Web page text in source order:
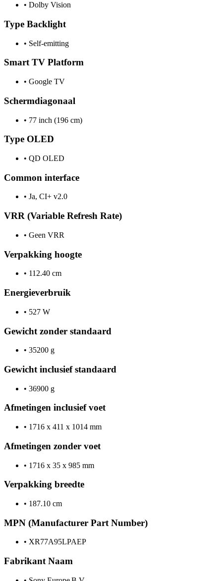
• Dolby Vision
Type Backlight
• Self-emitting
Smart TV Platform
• Google TV
Schermdiagonaal
• 77 inch (196 cm)
Type OLED
• QD OLED
Common interface
• Ja, CI+ v2.0
VRR (Variable Refresh Rate)
• Geen VRR
Verpakking hoogte
• 112.40 cm
Energieverbruik
• 527 W
Gewicht zonder standaard
• 35200 g
Gewicht inclusief standaard
• 36900 g
Afmetingen inclusief voet
• 1716 x 411 x 1014 mm
Afmetingen zonder voet
• 1716 x 35 x 985 mm
Verpakking breedte
• 187.10 cm
MPN (Manufacturer Part Number)
• XR77A95LPAEP
Fabrikant Naam